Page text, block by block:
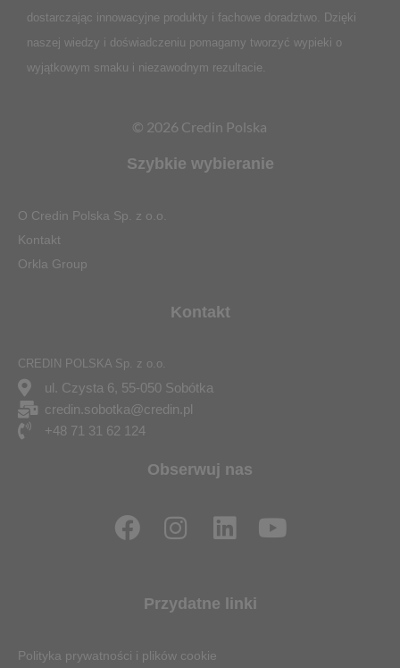
dostarczając innowacyjne produkty i fachowe doradztwo. Dzięki
naszej wiedzy i doświadczeniu pomagamy tworzyć wypieki o
wyjątkowym smaku i niezawodnym rezultacie.
© 2026 Credin Polska
Szybkie wybieranie
O Credin Polska Sp. z o.o.
Kontakt
Orkla Group
Kontakt
CREDIN POLSKA Sp. z o.o.
ul. Czysta 6, 55-050 Sobótka
credin.sobotka@credin.pl
+48 71 31 62 124
Obserwuj nas
F
a
o
I
n
t
g
L
i
k
Y
o
Przydatne linki
Polityka prywatności i plików cookie